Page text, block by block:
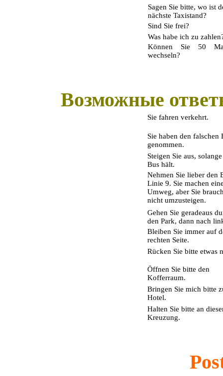
Sagen Sie bitte, wo ist
nächste Taxistand?
Sind Sie frei?
Was habe ich zu
Können
Sie 50
wechseln?
Возможные
Sie fahren verkehrt.
Sie haben den falschen
genommen.
Steigen Sie aus,
Bus hält.
Nehmen Sie lieber den
Linie 9. Sie machen
Umweg, aber Sie
nicht umzusteigen.
Gehen Sie geradeaus
den Park, dann nach
Bleiben Sie immer auf
rechten Seite.
Rücken Sie bitte etwas
Öffnen Sie bitte den
Kofferraum.
Bringen Sie mich bitte
Hotel.
Halten Sie bitte an
Kreuzung.